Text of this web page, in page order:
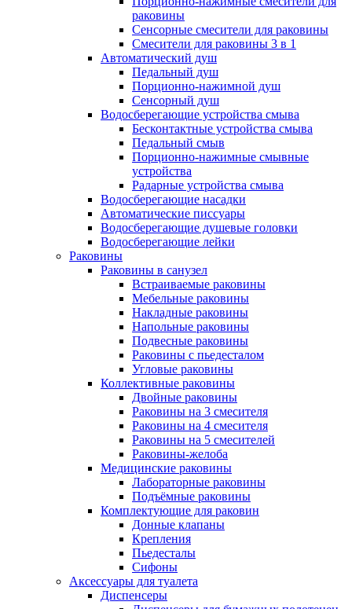
раковины
Сенсорные смесители для раковины
Смесители для раковины 3 в 1
Автоматический душ
Педальный душ
Порционно-нажимной душ
Сенсорный душ
Водосберегающие устройства смыва
Бесконтактные устройства смыва
Педальный смыв
Порционно-нажимные смывные
устройства
Радарные устройства смыва
Водосберегающие насадки
Автоматические писсуары
Водосберегающие душевые головки
Водосберегающие лейки
Раковины
Раковины в санузел
Встраиваемые раковины
Мебельные раковины
Накладные раковины
Напольные раковины
Подвесные раковины
Раковины с пьедесталом
Угловые раковины
Коллективные раковины
Двойные раковины
Раковины на 3 смесителя
Раковины на 4 смесителя
Раковины на 5 смесителей
Раковины-желоба
Медицинские раковины
Лабораторные раковины
Подъёмные раковины
Комплектующие для раковин
Донные клапаны
Крепления
Пьедесталы
Сифоны
Аксессуары для туалета
Диспенсеры